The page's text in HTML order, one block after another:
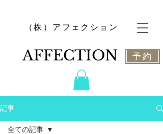
​（株）アフェクション
​AFFECTION 予約
記事
全ての記事